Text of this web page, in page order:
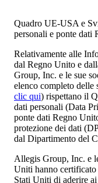
Quadro UE-USA e
personali e ponte dati
Relativamente alle
dal Regno Unito e
Group, Inc. e le sue
elenco completo delle
clic qui) rispettano il
dati personali (Data
ponte dati Regno
protezione dei dati
dal Dipartimento del
Allegis Group, Inc. e
Uniti hanno
Stati Uniti di aderire